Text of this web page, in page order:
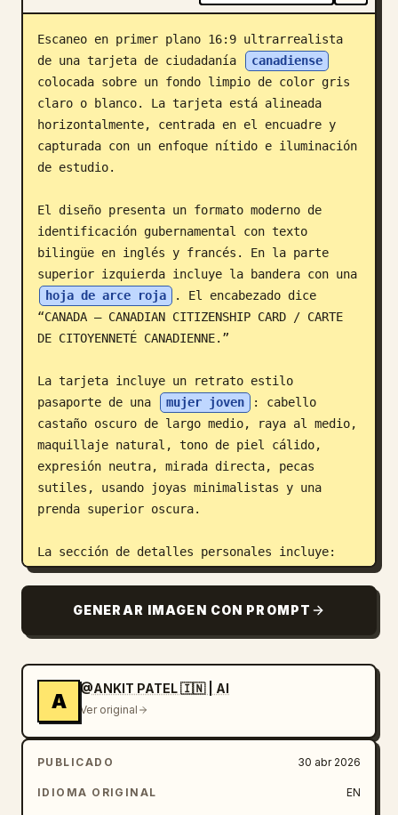
Blog
Actualizaciones
Escaneo en primer plano 16:9 ultrarrealista
de una tarjeta de ciudadanía
canadiense
colocada sobre un fondo limpio de color gris
claro o blanco. La tarjeta está alineada
horizontalmente, centrada en el encuadre y
capturada con un enfoque nítido e iluminación
de estudio.
El diseño presenta un formato moderno de
identificación gubernamental con texto
bilingüe en inglés y francés. En la parte
hoja de arce roja
. El encabezado dice
“CANADA – CANADIAN CITIZENSHIP CARD / CARTE
DE CITOYENNETÉ CANADIENNE.”
La tarjeta incluye un retrato estilo
pasaporte de una
mujer joven
: cabello
castaño oscuro de largo medio, raya al medio,
maquillaje natural, tono de piel cálido,
expresión neutra, mirada directa, pecas
sutiles, usando joyas minimalistas y una
prenda superior oscura.
La sección de detalles personales incluye:
– Apellido: MARTIN
– Número de ciudadanía: 1234-5678
– Fecha de nacimiento: 14 ABR 1996
– Fecha de emisión: 20 MAY 2024
– Fecha de vencimiento: 20 MAY 2034
El diseño de fondo incluye intrincados
patrones guilloché, microimpresión y suaves
degradados pastel. Una gran hoja de arce
GENERAR IMAGEN CON PROMPT
A
@ANKIT PATEL 🇮🇳 | AI
Ver original
PUBLICADO 30 abr 2026
IDIOMA ORIGINAL EN